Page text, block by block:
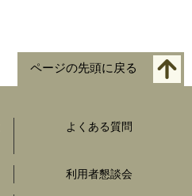
ページの先頭に戻る
よくある質問
利用者懇談会